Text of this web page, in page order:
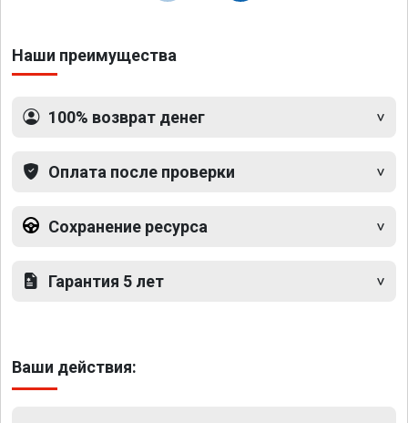
Наши преимущества
100% возврат денег
Оплата после проверки
Сохранение ресурса
Гарантия 5 лет
Ваши действия: